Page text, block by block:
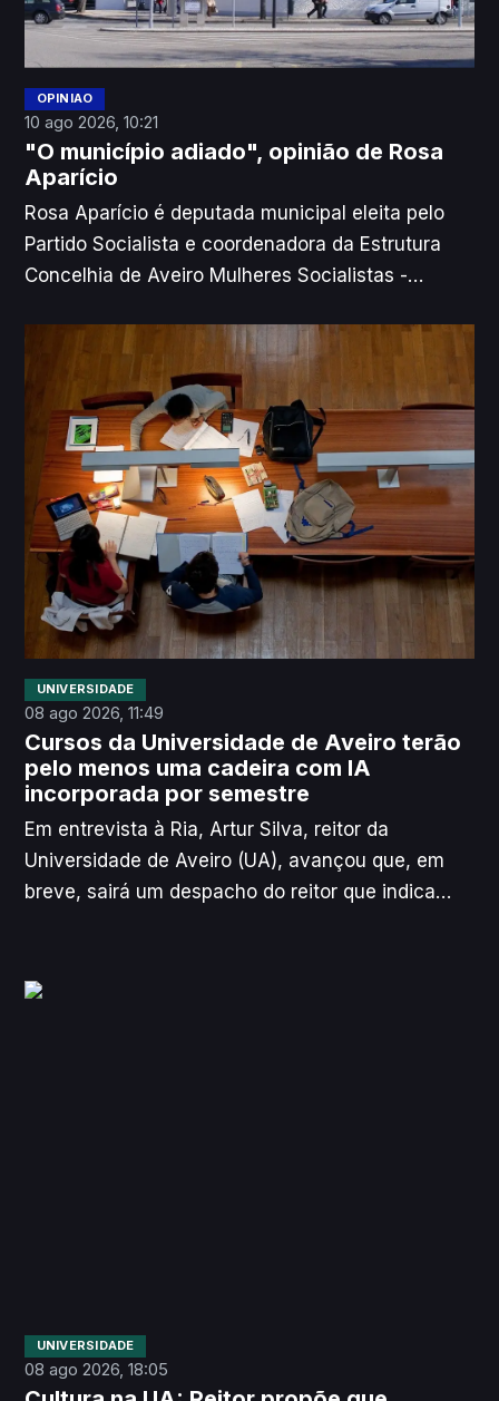
OPINIÃO
10 ago 2026, 10:21
"O município adiado", opinião de Rosa
Aparício
Rosa Aparício é deputada municipal eleita pelo
Partido Socialista e coordenadora da Estrutura
Concelhia de Aveiro Mulheres Socialistas -
UNIVERSIDADE
08 ago 2026, 11:49
Cursos da Universidade de Aveiro terão
pelo menos uma cadeira com IA
incorporada por semestre
Em entrevista à Ria, Artur Silva, reitor da
Universidade de Aveiro (UA), avançou que, em
breve, sairá um despacho do reitor que indica
Inteligência Artificial incorporada a partir do
UNIVERSIDADE
08 ago 2026, 18:05